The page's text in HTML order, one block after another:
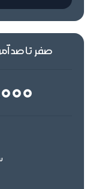
صفر تا صد